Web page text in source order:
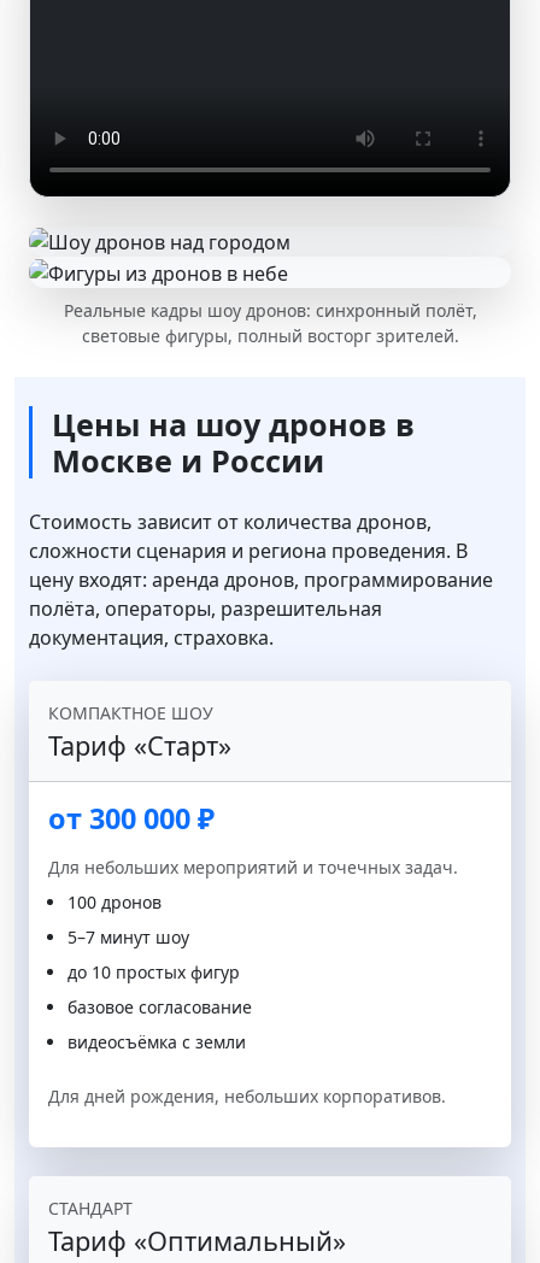
Реальные кадры шоу дронов: синхронный полёт,
световые фигуры, полный восторг зрителей.
Цены на шоу дронов в
Москве и России
Стоимость зависит от количества дронов,
сложности сценария и региона проведения. В
цену входят: аренда дронов, программирование
полёта, операторы, разрешительная
документация, страховка.
КОМПАКТНОЕ ШОУ
Тариф «Старт»
от 300 000 ₽
Для небольших мероприятий и точечных задач.
100 дронов
5–7 минут шоу
до 10 простых фигур
базовое согласование
видеосъёмка с земли
Для дней рождения, небольших корпоративов.
СТАНДАРТ
Тариф «Оптимальный»